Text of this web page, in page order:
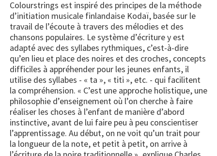
Colourstrings est inspiré des principes de la méthode
d’initiation musicale finlandaise Kodaï, basée sur le
travail de l’écoute à travers des mélodies et des
chansons populaires. Le système d’écriture y est
adapté avec des syllabes rythmiques, c’est-à-dire
qu’en lieu et place des noires et des croches, concepts
difficiles à appréhender pour les jeunes enfants, il
utilise des syllabes - « ta », « titi », etc. - qui facilitent
la compréhension. « C’est une approche holistique, une
philosophie d’enseignement où l’on cherche à faire
réaliser les choses à l’enfant de manière d’abord
instinctive, avant de lui faire peu à peu conscientiser
l’apprentissage. Au début, on ne voit qu’un trait pour
la longueur de la note, et petit à petit, on arrive à